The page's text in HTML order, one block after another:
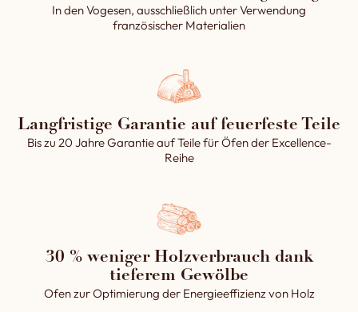
zu schaffen. Je nach Bedarf
kann die zweite Tür in
werden, so dass sie sich an
jede Konfiguration anpassen
lässt.
obere Teil verkleidet werden.
Jede Verkleidung wird in
gefertigt. Dies garantiert
eine individuelle und
hochwertige Verarbeitung,
die sich perfekt an Ihre
ästhetischen Bedürfnisse
anpasst.
→ Produkt wird in Frankreich
in unseren Werkstätten
hergestellt
In den Vogesen, ausschließlich unter Verwendung
französischer Materialien
Langfristige Garantie auf feuerfeste Teile
Bis zu 20 Jahre Garantie auf Teile für Öfen der Excellence-
Reihe
30 % weniger Holzverbrauch dank
tieferem Gewölbe
Ofen zur Optimierung der Energieeffizienz von Holz